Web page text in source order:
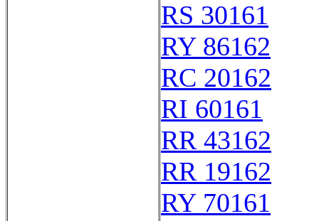
RS 30161
RY 86162
RC 20162
RI 60161
RR 43162
RR 19162
RY 70161